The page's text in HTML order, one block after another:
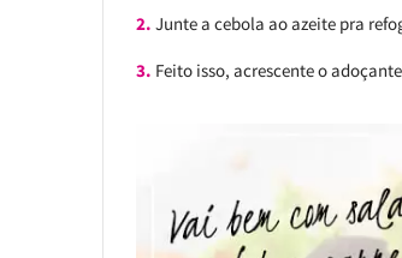
2. Junte a cebola ao azeite pra
3. Feito isso, acrescente o